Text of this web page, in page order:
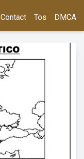
Contact Tos DMCA